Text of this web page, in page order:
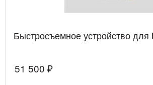
Быстросъемное устройство для
51 500 ₽